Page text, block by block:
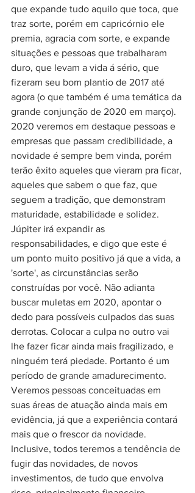
que expande tudo aquilo que toca, que
traz sorte, porém em capricórnio ele
premia, agracia com sorte, e expande
situações e pessoas que trabalharam
duro, que levam a vida á sério, que
fizeram seu bom plantio de 2017 até
agora (o que também é uma temática da
grande conjunção de 2020 em março).
2020 veremos em destaque pessoas e
empresas que passam credibilidade, a
novidade é sempre bem vinda, porém
terão êxito aqueles que vieram pra ficar,
aqueles que sabem o que faz, que
seguem a tradição, que demonstram
maturidade, estabilidade e solidez.
Júpiter irá expandir as
responsabilidades, e digo que este é
um ponto muito positivo já que a vida, a
'sorte', as circunstâncias serão
construídas por você. Não adianta
buscar muletas em 2020, apontar o
dedo para possíveis culpados das suas
derrotas. Colocar a culpa no outro vai
lhe fazer ficar ainda mais fragilizado, e
ninguém terá piedade. Portanto é um
período de grande amadurecimento.
Veremos pessoas conceituadas em
suas áreas de atuação ainda mais em
evidência, já que a experiência contará
mais que o frescor da novidade.
Inclusive, todos teremos a tendência de
fugir das novidades, de novos
investimentos, de tudo que envolva